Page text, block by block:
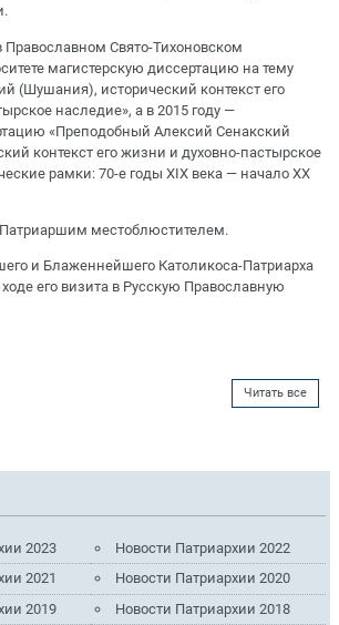
Православном Свято-Тихоновском
магистерскую диссертацию на тему
(Шушания), исторический контекст его
наследие», а в 2015 году —
«Преподобный Алексий Сенакский
контекст его жизни и духовно-пастырское
рамки: 70-е годы XIX века — начало XX
Патриаршим местоблюстителем.
и Блаженнейшего Католикоса-Патриарха
его визита в Русскую Православную
Читать все
2023
Новости Патриархии 2022
2021
Новости Патриархии 2020
2019
Новости Патриархии 2018